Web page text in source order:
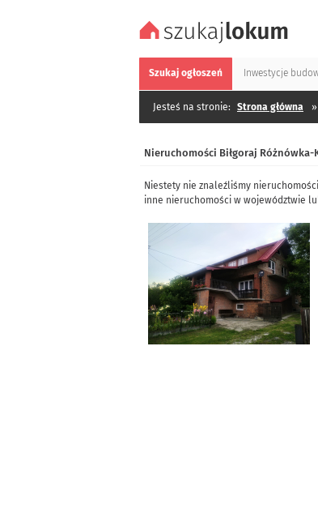
Szukaj ogłoszeń Inwestycje
Jesteś na stronie: Strona główna »
Nieruchomości Biłgoraj
Niestety nie znaleźliśmy
inne nieruchomości w województwie